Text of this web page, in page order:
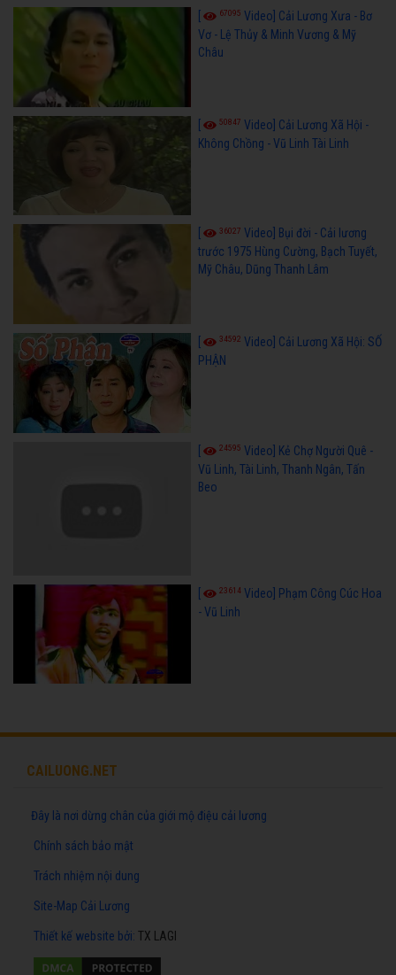
67095 Video] Cải Lương Xưa - Bơ
Vơ - Lệ Thủy & Minh Vương & Mỹ
Châu
[ 50847 Video] Cải Lương Xã Hội -
Không Chồng - Vũ Linh Tài Linh
36027 Video] Bụi đời - Cải lương
trước 1975 Hùng Cường, Bạch Tuyết,
Mỹ Châu, Dũng Thanh Lâm
34592 Video] Cải Lương Xã Hội: SỐ
PHẬN
24595 Video] Kẻ Chợ Người Quê -
Vũ Linh, Tài Linh, Thanh Ngân, Tấn
Beo
[ 23614 Video] Phạm Công Cúc Hoa
- Vũ Linh
CAILUONG.NET
Đây là nơi dừng chân của giới mộ điệu cải lương
Chính sách bảo mật
Trách nhiệm nội dung
Site-Map Cải Lương
Thiết kế website bởi: TX LAGI